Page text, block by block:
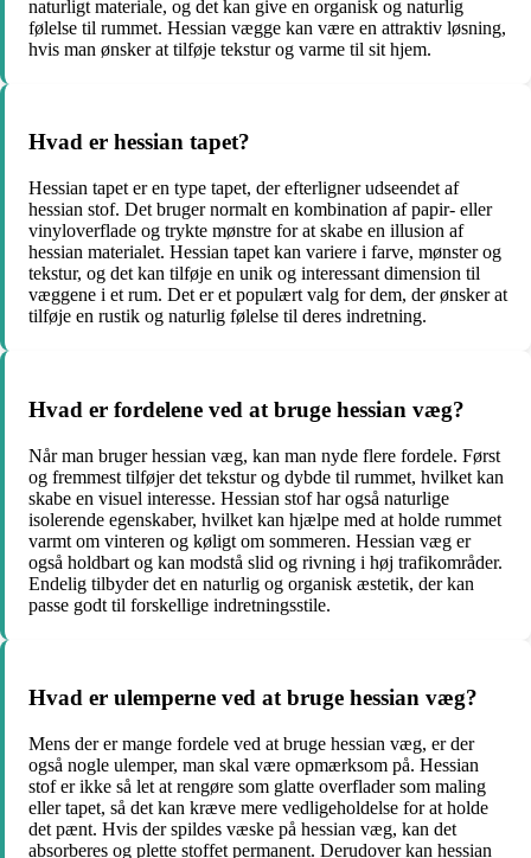
naturligt materiale, og det kan give en organisk og naturlig
følelse til rummet. Hessian vægge kan være en attraktiv løsning,
hvis man ønsker at tilføje tekstur og varme til sit hjem.
Hvad er hessian tapet?
Hessian tapet er en type tapet, der efterligner udseendet af
hessian stof. Det bruger normalt en kombination af papir- eller
vinyloverflade og trykte mønstre for at skabe en illusion af
hessian materialet. Hessian tapet kan variere i farve, mønster og
tekstur, og det kan tilføje en unik og interessant dimension til
væggene i et rum. Det er et populært valg for dem, der ønsker at
tilføje en rustik og naturlig følelse til deres indretning.
Hvad er fordelene ved at bruge hessian væg?
Når man bruger hessian væg, kan man nyde flere fordele. Først
og fremmest tilføjer det tekstur og dybde til rummet, hvilket kan
skabe en visuel interesse. Hessian stof har også naturlige
isolerende egenskaber, hvilket kan hjælpe med at holde rummet
varmt om vinteren og køligt om sommeren. Hessian væg er
også holdbart og kan modstå slid og rivning i høj trafikområder.
Endelig tilbyder det en naturlig og organisk æstetik, der kan
passe godt til forskellige indretningsstile.
Hvad er ulemperne ved at bruge hessian væg?
Mens der er mange fordele ved at bruge hessian væg, er der
også nogle ulemper, man skal være opmærksom på. Hessian
stof er ikke så let at rengøre som glatte overflader som maling
eller tapet, så det kan kræve mere vedligeholdelse for at holde
det pænt. Hvis der spildes væske på hessian væg, kan det
absorberes og plette stoffet permanent. Derudover kan hessian